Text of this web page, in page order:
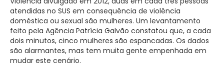
atendidas no SUS em consequência de violência
doméstica ou sexual são mulheres. Um levantamento
feito pela Agência Patrícia Galvão constatou que, a cada
dois minutos, cinco mulheres são espancadas. Os dados
são alarmantes, mas tem muita gente empenhada em
mudar este cenário.